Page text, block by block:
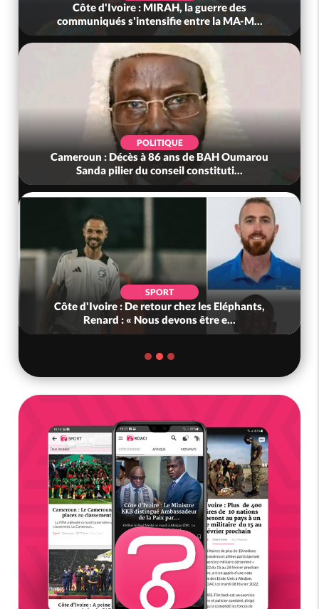
Côte d'Ivoire : MIRAH, la guerre des
communiqués s'intensifie entre la MA-M...
POLITIQUE
Cameroun : Décès à 86 ans de BAH Oumarou
Sanda pilier du conseil constituti...
SPORT
Côte d'Ivoire : De retour chez les Eléphants,
Renard : « Nous devons être e...